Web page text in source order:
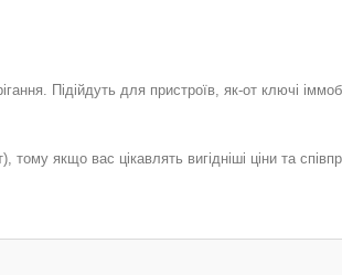
Підійдуть для пристроїв, як-от ключі
тому якщо вас цікавлять вигідніші ціни та